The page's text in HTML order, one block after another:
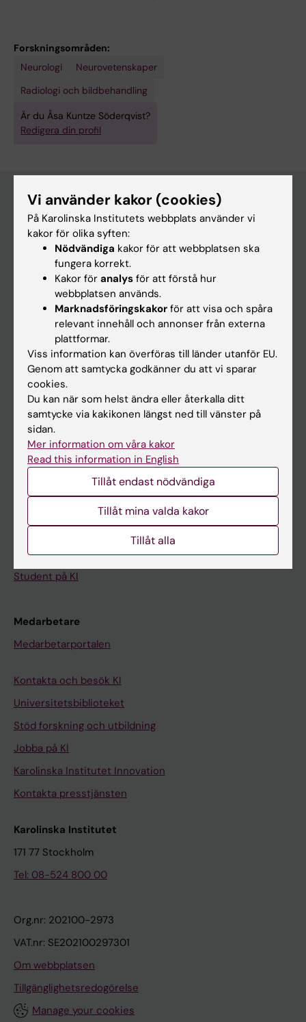
Forskningsområden:
Neurologi
Neurovetenskaper
Radiologi och bildbehandling
Är du Åsa Kuntze Söderqvist?
Redigera din profil
Huvudmeny
Utbildning
Forskarutbildning
Forskning
På gång
Nyheter
Kalender
Student
Ladok
Studentmejlen
Kurs- och programwebbar
Student på KI
Medarbetare
Medarbetarportalen
Kontakta och besök KI
Universitetsbiblioteket
Stöd forskning och utbildning
Jobba på KI
Karolinska Institutet Innovation
Kontakta presstjänsten
Karolinska Institutet
171 77 Stockholm
Tel: 08-524 800 00
Org.nr: 202100-2973
VAT.nr: SE202100297301
Om webbplatsen
Tillgänglighetsredogörelse
Manage your cookies
Vi använder kakor (cookies)
På Karolinska Institutets webbplats använder vi
kakor för olika syften:
Nödvändiga kakor för att webbplatsen ska
fungera korrekt.
Kakor för analys för att förstå hur
webbplatsen används.
Marknadsföringskakor för att visa och spåra
relevant innehåll och annonser från externa
plattformar.
Viss information kan överföras till länder utanför EU.
Genom att samtycka godkänner du att vi sparar
cookies.
Du kan när som helst ändra eller återkalla ditt
samtycke via kakikonen längst ned till vänster på
sidan.
Mer information om våra kakor
Read this information in English
Tillåt endast nödvändiga
Tillåt mina valda kakor
Tillåt alla